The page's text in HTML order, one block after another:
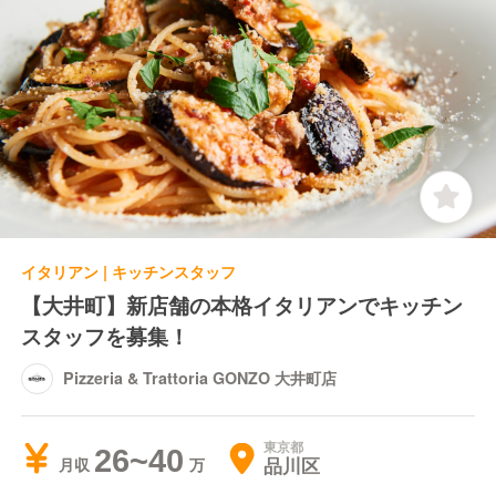
イタリアン | キッチンスタッフ
【大井町】新店舗の本格イタリアンでキッチン
スタッフを募集！
Pizzeria & Trattoria GONZO 大井町店
月収 26~40 東京都
品川区